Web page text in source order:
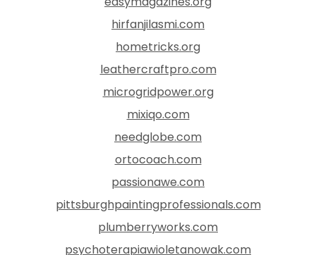
hirfanjilasmi.com
hometricks.org
leathercraftpro.com
microgridpower.org
mixiqo.com
needglobe.com
ortocoach.com
passionawe.com
pittsburghpaintingprofessionals.com
plumberryworks.com
psychoterapiawioletanowak.com